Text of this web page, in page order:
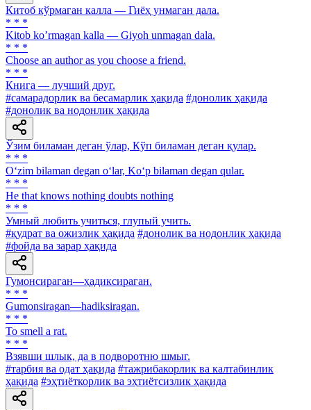
Китоб кўрмаган калла — Гиёҳ унмаган дала.
* * *
Kitob koʼrmagan kalla — Giyoh unmagan dala.
* * *
Choose an author as you choose a friend.
* * *
Книга — лучший друг.
#самарадорлик ва бесамарлик ҳақида #донолик ҳақида
#донолик ва нодонлик ҳақида
Ўзим биламан деган ўлар, Кўп биламан деган қулар.
* * *
O‘zim bilaman degan o‘lar, Ko‘p bilaman degan qular.
* * *
He that knows nothing doubts nothing
* * *
Умный любить учиться, глупый учить.
#қудрат ва ожизлик ҳақида #донолик ва нодонлик ҳақида
#фойда ва зарар ҳақида
Гумонсираган—ҳадиксираган.
* * *
Gumonsiragan—hadiksiragan.
* * *
To smell a rat.
* * *
Взявши шлык, да в подворотню шмыг.
#тарбия ва одат ҳақида #тажрибакорлик ва калтабинлик
ҳақида #эҳтиёткорлик ва эҳтиётсизлик ҳақида